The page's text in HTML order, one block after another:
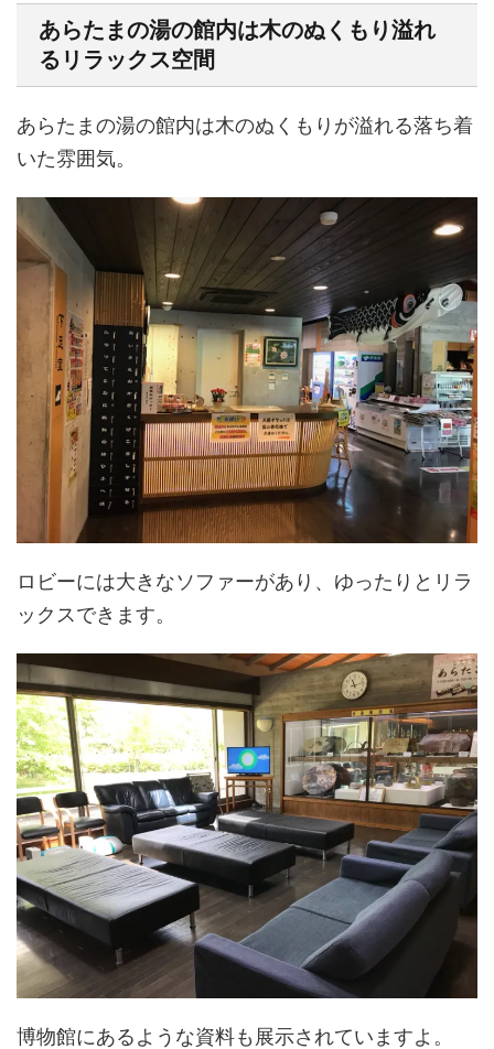
あらたまの湯の館内は木のぬくもり溢れ
るリラックス空間
あらたまの湯の館内は木のぬくもりが溢れる落ち着
いた雰囲気。
ロビーには大きなソファーがあり、ゆったりとリラ
ックスできます。
博物館にあるような資料も展示されていますよ。